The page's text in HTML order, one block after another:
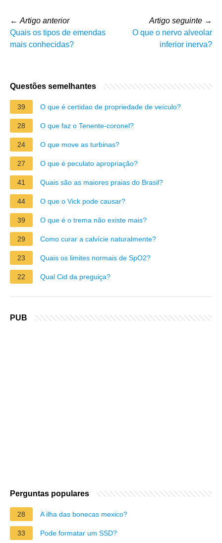
← Artigo anterior
Quais os tipos de emendas
mais conhecidas?
Artigo seguinte →
O que o nervo alveolar
inferior inerva?
Questões semelhantes
39 O que é certidao de propriedade de veículo?
28 O que faz o Tenente-coronel?
24 O que move as turbinas?
27 O que é peculato apropriação?
41 Quais são as maiores praias do Brasil?
44 O que o Vick pode causar?
39 O que é o trema não existe mais?
29 Como curar a calvície naturalmente?
23 Quais os limites normais de SpO2?
22 Qual Cid da preguiça?
PUB
Perguntas populares
28 A ilha das bonecas mexico?
33 Pode formatar um SSD?